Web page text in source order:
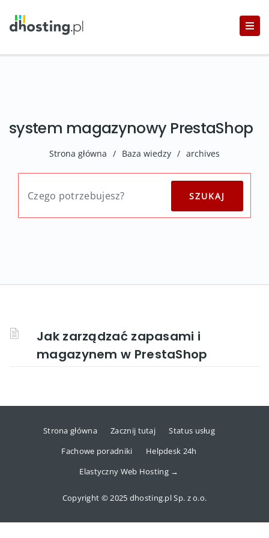
system magazynowy PrestaShop
Strona główna / Baza wiedzy / archives
Jak zarządzać zapasami i
magazynem w PrestaShop
Strona główna Zacznij tutaj
Status usług
Fachowe poradniki
Helpdesk 24h
Elastyczny Web Hosting →
Copyright © 2025 dhosting.pl Sp. z o.o.